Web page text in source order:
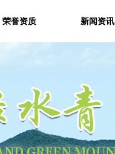
荣誉资质 新闻资讯